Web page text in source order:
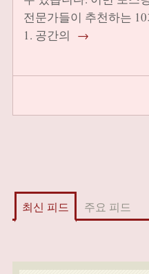
전문가들이 추천하는
1. 공간의 →
최신 피드 주요 피드